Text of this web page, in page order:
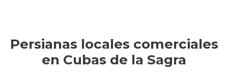
Persianas locales comerciales
en Cubas de la Sagra